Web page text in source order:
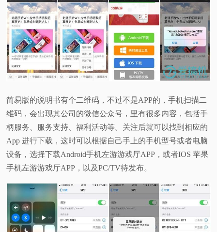
简易版的说明书有个二维码，不过不是APP的，手机扫描二
维码，会出现其公司的微信公众号，里有很多内容，包括手
柄服务、服务支持、福利活动等。关注后就可以找到相应的
App 进行下载，这时可以根据自己手上的手机型号或者电脑
设备，选择下载Android手机左游游戏厅APP，或者IOS 苹果
手机左游游戏厅APP，以及PC/TV待发布。